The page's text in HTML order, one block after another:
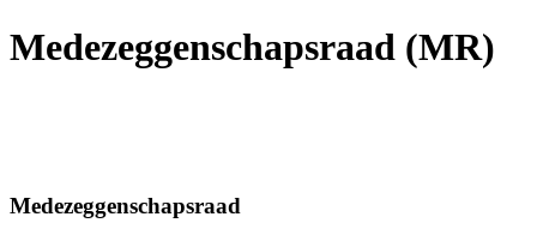
Medezeggenschapsraad (MR)
Medezeggenschapsraad